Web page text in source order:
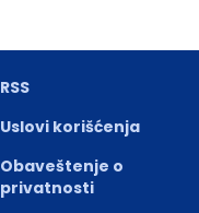
RSS
Uslovi korišćenja
Obaveštenje o
privatnosti